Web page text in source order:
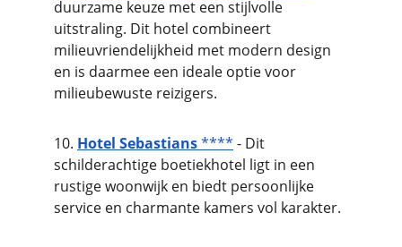
duurzame keuze met een stijlvolle
uitstraling. Dit hotel combineert
milieuvriendelijkheid met modern design
en is daarmee een ideale optie voor
milieubewuste reizigers.
10. Hotel Sebastians **** - Dit
schilderachtige boetiekhotel ligt in een
rustige woonwijk en biedt persoonlijke
service en charmante kamers vol karakter.